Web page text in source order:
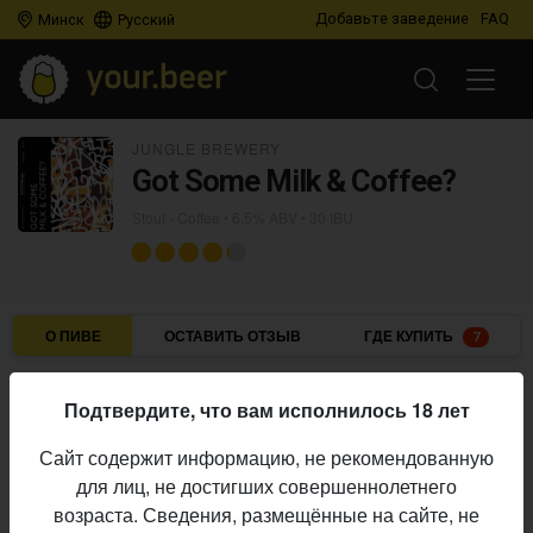
Минск Русский Добавьте заведение FAQ
Got Some Milk & Coffee?
О ПИВЕ ОСТАВИТЬ ОТЗЫВ ГДЕ КУПИТЬ 7
Пивоварня:
Jungle Brewery
Алкоголь:
6,5%
Горечь:
30 IBU
Подтвердите, что вам исполнилось 18 лет
Сайт содержит информацию, не рекомендованную
для лиц, не достигших совершеннолетнего
возраста. Сведения, размещённые на сайте, не